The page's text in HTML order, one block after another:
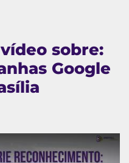
sobre:
Google